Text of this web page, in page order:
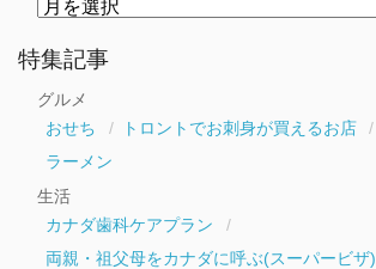
ー
カ
特集記事
グルメ
おせち
トロントでお刺身が買えるお店
ラーメン
生活
カナダ歯科ケアプラン
両親・祖父母をカナダに呼ぶ(スーパービザ)